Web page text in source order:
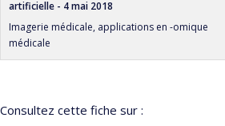
artificielle - 4 mai 2018
Imagerie médicale, applications en -omique
médicale
Consultez cette fiche sur :